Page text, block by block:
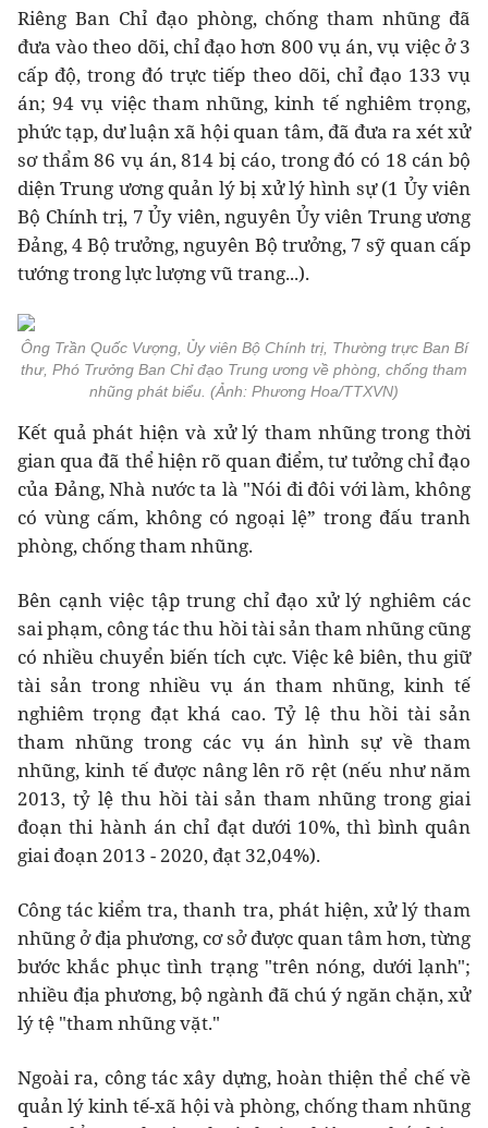
Riêng Ban Chỉ đạo phòng, chống tham nhũng đã
đưa vào theo dõi, chỉ đạo hơn 800 vụ án, vụ việc ở 3
cấp độ, trong đó trực tiếp theo dõi, chỉ đạo 133 vụ
án; 94 vụ việc tham nhũng, kinh tế nghiêm trọng,
phức tạp, dư luận xã hội quan tâm, đã đưa ra xét xử
sơ thẩm 86 vụ án, 814 bị cáo, trong đó có 18 cán bộ
diện Trung ương quản lý bị xử lý hình sự (1 Ủy viên
Bộ Chính trị, 7 Ủy viên, nguyên Ủy viên Trung ương
Đảng, 4 Bộ trưởng, nguyên Bộ trưởng, 7 sỹ quan cấp
tướng trong lực lượng vũ trang...).
Ông Trần Quốc Vượng, Ủy viên Bộ Chính trị, Thường trực Ban Bí
thư, Phó Trưởng Ban Chỉ đạo Trung ương về phòng, chống tham
nhũng phát biểu. (Ảnh: Phương Hoa/TTXVN)
Kết quả phát hiện và xử lý tham nhũng trong thời
gian qua đã thể hiện rõ quan điểm, tư tưởng chỉ đạo
của Đảng, Nhà nước ta là "Nói đi đôi với làm, không
có vùng cấm, không có ngoại lệ” trong đấu tranh
phòng, chống tham nhũng.
Bên cạnh việc tập trung chỉ đạo xử lý nghiêm các
sai phạm, công tác thu hồi tài sản tham nhũng cũng
có nhiều chuyển biến tích cực. Việc kê biên, thu giữ
tài sản trong nhiều vụ án tham nhũng, kinh tế
nghiêm trọng đạt khá cao. Tỷ lệ thu hồi tài sản
tham nhũng trong các vụ án hình sự về tham
nhũng, kinh tế được nâng lên rõ rệt (nếu như năm
2013, tỷ lệ thu hồi tài sản tham nhũng trong giai
đoạn thi hành án chỉ đạt dưới 10%, thì bình quân
giai đoạn 2013 - 2020, đạt 32,04%).
Công tác kiểm tra, thanh tra, phát hiện, xử lý tham
nhũng ở địa phương, cơ sở được quan tâm hơn, từng
bước khắc phục tình trạng "trên nóng, dưới lạnh";
nhiều địa phương, bộ ngành đã chú ý ngăn chặn, xử
lý tệ "tham nhũng vặt."
Ngoài ra, công tác xây dựng, hoàn thiện thể chế về
quản lý kinh tế-xã hội và phòng, chống tham nhũng